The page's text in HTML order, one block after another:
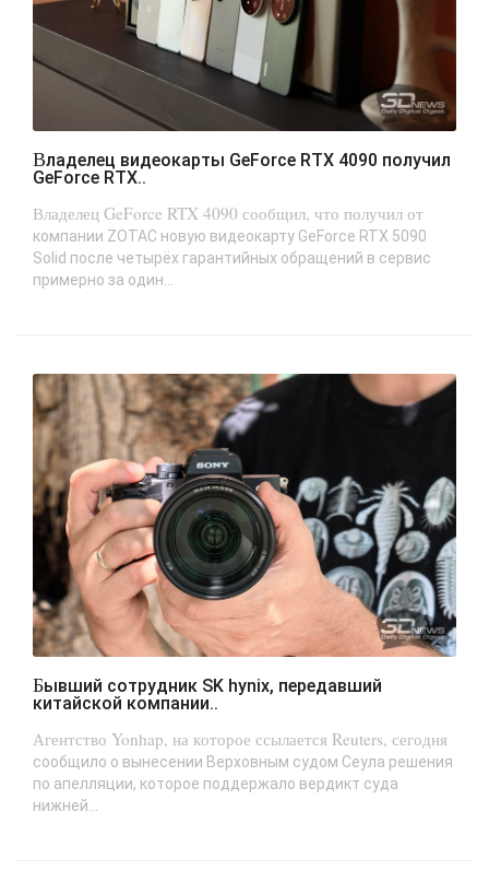
Владелец видеокарты GeForce RTX 4090 получил
GeForce RTX..
Владелец GeForce RTX 4090 сообщил, что получил от
компании ZOTAC новую видеокарту GeForce RTX 5090
Solid после четырёх гарантийных обращений в сервис
примерно за один...
Бывший сотрудник SK hynix, передавший
китайской компании..
Агентство Yonhap, на которое ссылается Reuters, сегодня
сообщило о вынесении Верховным судом Сеула решения
по апелляции, которое поддержало вердикт суда
нижней...